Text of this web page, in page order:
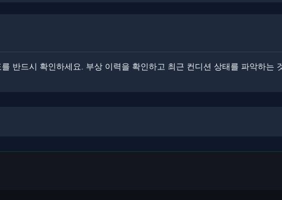
반드시 확인하세요. 부상 이력을 확인하고 최근 컨디션 상태를 파악하는